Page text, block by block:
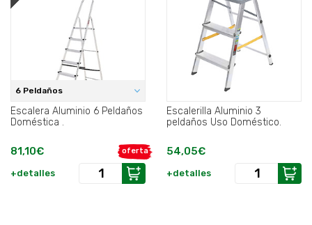
6 Peldaños
Escalera Aluminio 6 Peldaños
Doméstica .
oferta
81,10€
+detalles
Escalerilla Aluminio 3
peldaños Uso Doméstico.
54,05€
+detalles